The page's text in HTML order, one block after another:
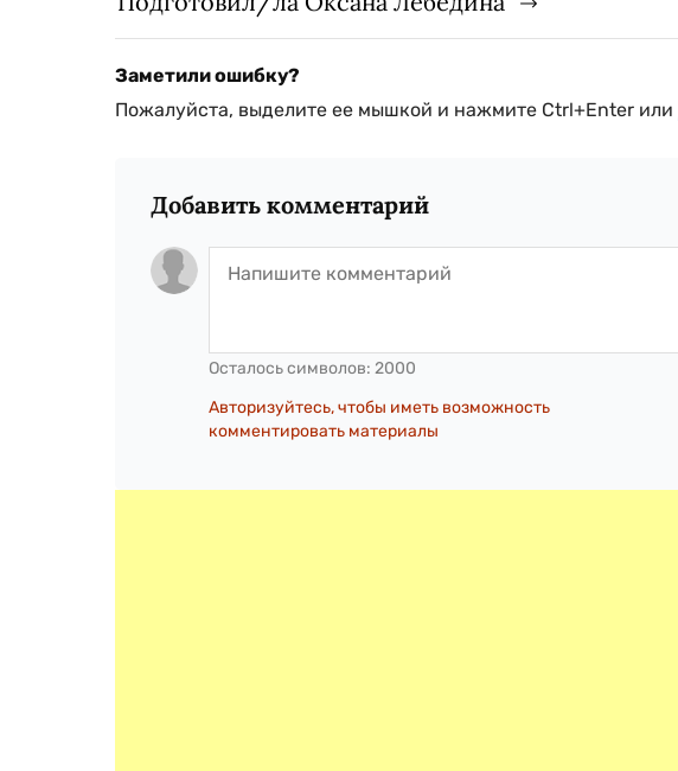
Заметили ошибку?
Пожалуйста, выделите ее мышкой и нажмите Ctrl+Enter или
Добавить комментарий
Осталось символов: 2000
Авторизуйтесь, чтобы иметь возможность
комментировать материалы